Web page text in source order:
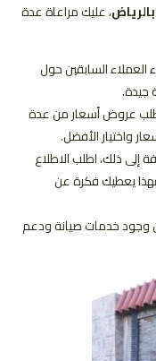
، عليك مراعاة عدة
العملاء السابقين حول
جيدة.
طلب عروض أسعار من عدة
واختيار الأفضل.
إلى ذلك، اطلب الاطلاع
يعطيك فكرة عن
وجود خدمات صيانة ودعم